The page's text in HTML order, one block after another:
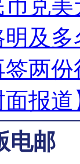
兑
明及
两
面报
电邮